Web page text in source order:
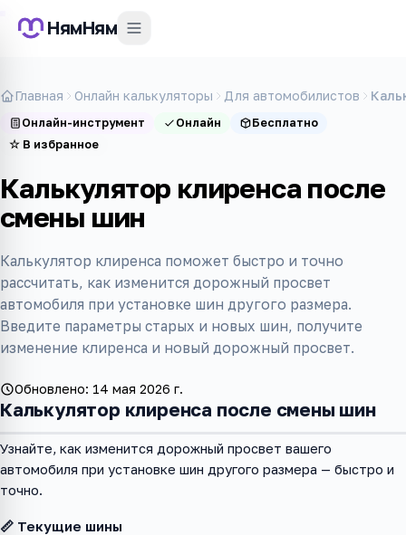
НямНям
Главная Онлайн калькуляторы Для автомобилистов
Онлайн-инструмент Онлайн
Бесплатно
☆ В избранное
Калькулятор клиренса после
смены шин
Калькулятор клиренса поможет быстро и точно
рассчитать, как изменится дорожный просвет
автомобиля при установке шин другого размера.
Введите параметры старых и новых шин, получите
изменение клиренса и новый дорожный просвет.
Обновлено: 14 мая 2026 г.
Калькулятор клиренса после смены шин
Узнайте, как изменится дорожный просвет вашего
автомобиля при установке шин другого размера — быстро и
точно.
📏 Текущие шины